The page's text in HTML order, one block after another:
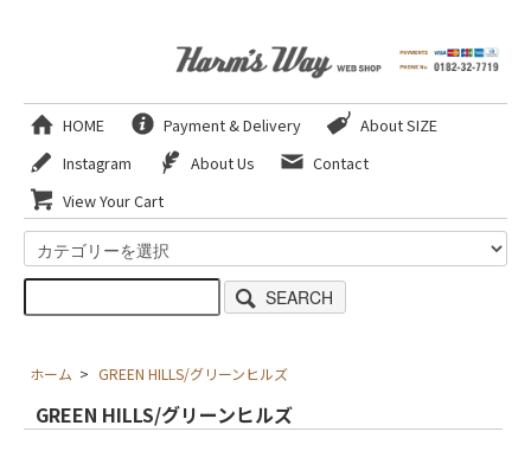
HOME Payment & Delivery
About SIZE
Instagram
About Us
Contact
View Your Cart
SEARCH
ホーム > GREEN HILLS/グリーンヒルズ
GREEN HILLS/グリーンヒルズ